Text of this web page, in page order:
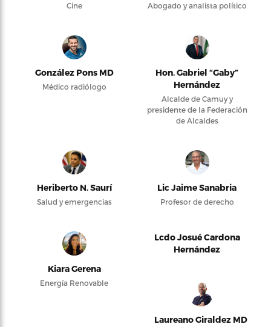
Cine Abogado y analista político
González Pons MD
Médico radiólogo
Hon. Gabriel “Gaby”
Hernández
Alcalde de Camuy y
presidente de la Federación
de Alcaldes
Heriberto N. Saurí
Salud y emergencias
Lic Jaime Sanabria
Profesor de derecho
Kiara Gerena
Energía Renovable
Lcdo Josué Cardona
Hernández
Laureano Giraldez MD